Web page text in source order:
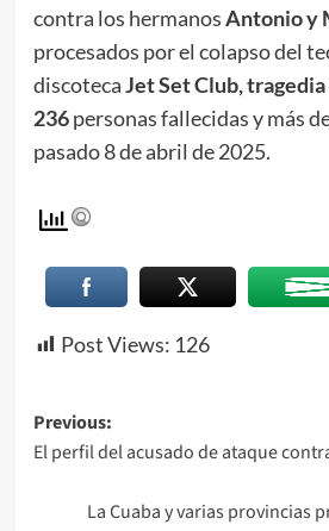
contra los hermanosAntonio y
procesados por el colapso del
discotecaJet Set Club,
236personas fallecidas y más
pasado 8 de abril de 2025.
Post Views: 126
Previous:
El perfil del acusado de ataque
La Cuaba y varias provincias